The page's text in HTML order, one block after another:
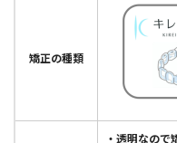
矯正の種類
・透明なの